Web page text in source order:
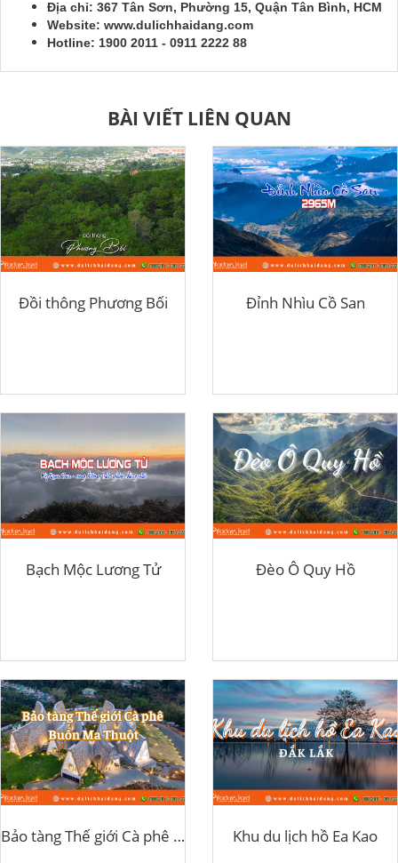
Địa chỉ: 367 Tân Sơn, Phường 15, Quận Tân Bình, HCM
Website: www.dulichhaidang.com
Hotline: 1900 2011 - 0911 2222 88
BÀI VIẾT LIÊN QUAN
Đồi thông Phương Bối Đỉnh Nhìu Cồ San
Bạch Mộc Lương Tử Đèo Ô Quy Hồ
Bảo tàng Thế giới Cà phê Buôn Ma Thuột Khu du lịch hồ Ea Kao